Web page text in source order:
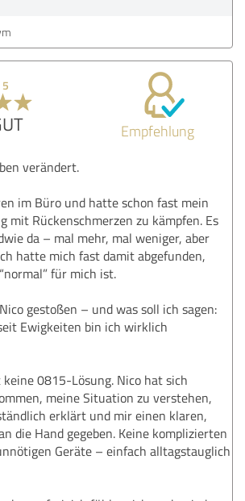
Empfehlung
verändert.
im Büro und hatte schon fast mein
mit Rückenschmerzen zu kämpfen. Es
da – mal mehr, mal weniger, aber
hatte mich fast damit abgefunden,
für mich ist.
gestoßen – und was soll ich sagen:
Ewigkeiten bin ich wirklich
keine 0815-Lösung. Nico hat sich
meine Situation zu verstehen,
erklärt und mir einen klaren,
die Hand gegeben. Keine komplizierten
Geräte – einfach alltagstauglich